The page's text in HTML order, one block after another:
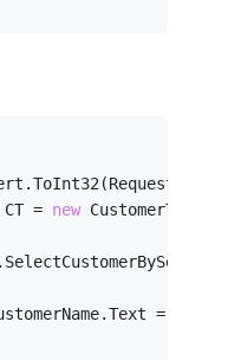
CT =
new
=